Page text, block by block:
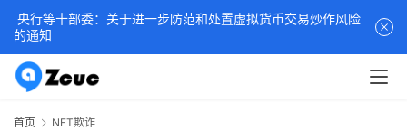
首页 NFT欺诈
央行等十部委：关于进一步防范和处置虚拟货币交易炒作风险
的通知